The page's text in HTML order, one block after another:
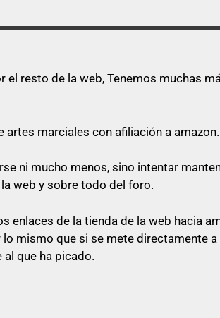
el resto de la web, Tenemos muchas
marciales con afiliación a amazon.
ni mucho menos, sino intentar
web y sobre todo del foro.
enlaces de la tienda de la web hacia
mismo que si se mete directamente
que ha picado.